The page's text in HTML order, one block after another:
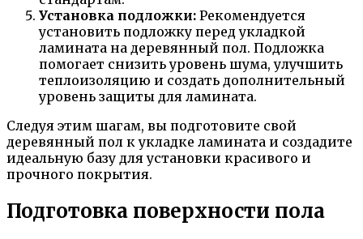
Установка подложки: Рекомендуется
установить подложку перед укладкой
ламината на деревянный пол. Подложка
помогает снизить уровень шума, улучшить
теплоизоляцию и создать дополнительный
уровень защиты для ламината.
Следуя этим шагам, вы подготовите свой
деревянный пол к укладке ламината и создадите
идеальную базу для установки красивого и
прочного покрытия.
Подготовка поверхности пола